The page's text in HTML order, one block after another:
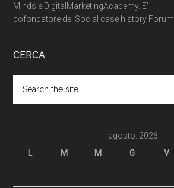
Minds e DigitalMarketingAcademy. E'
cofondatore del Social case history Forum.
CERCA
agosto: 2026
L
M M G V